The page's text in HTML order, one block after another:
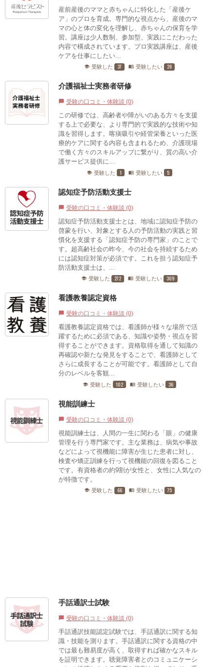
産前産後のママと赤ちゃんに特化した「産後ケ
ア」のプロを育成。専門的な視点から、産後のマ
マの心と体の変化を理解し、赤ちゃんの保育を学
習。講座は少人数制、参加型、実践にこだわった
内容で構成されています。プロ実践講座は、産後
ケアを仕事にしたい...
school 受験した 37 menu_book 受験したい 26
介護福祉士実務者研修
chat_bubble 受験の口コミ・体験談 (0)
この研修では、高齢者や障がいのある方々を支援
する上で必要な、より専門的で実践的な技術や知
識を習得します。喀痰吸引や経管栄養といった医
療的ケアに関する内容も含まれるため、介護現場
で働く方々のスキルアップに繋がり、質の高い介
護サービス提供に...
school 受験した 1 menu_book 受験したい 5
認知症予防活動支援士
chat_bubble 受験の口コミ・体験談 (0)
認知症予防活動支援士とは、地域に認知症予防の
啓蒙を行い、対象とする人の予防活動の実践と習
慣化を支援する「認知症予防の専門家」のことで
す。超高齢社会の昨今、今の社会を持続するため
には認知症対策が必須です。これを担う認知症予
防活動支援士は、...
school 受験した 272 menu_book 受験したい 309
看護教養認定資格
chat_bubble 受験の口コミ・体験談 (0)
看護教養認定資格では、看護師が様々な場所で活
躍するために必須である、知識や姿勢・視点を習
得することができます。資格取得を通して知識の
再確認や新たな発見をすることで、看護師として
さらに成長することが可能です。看護師として自
分のレベルを客観...
school 受験した 102 menu_book 受験したい 36
視能訓練士
chat_bubble 受験の口コミ・体験談 (0)
視能訓練士は、人間の一生に関わる「眼」の健康
管理を行う専門家です。主な業務は、病気や事故
などによって視機能に障害が生じた患者に対し、
検査や矯正訓練を行って視機能の回復を図ること
です。有資格者の約9割が女性と、女性に人気なの
が特徴です。
school 受験した 66 menu_book 受験したい 75
手話通訳士試験
chat_bubble 受験の口コミ・体験談 (0)
手話通訳技能認定試験では、手話通訳に関する知
識・技能を測ります。手話通訳に関する資格の中
では最も難易度が高く、取得すれば確かなスキル
を証明できます。聴覚障害者とのコミュニケーシ